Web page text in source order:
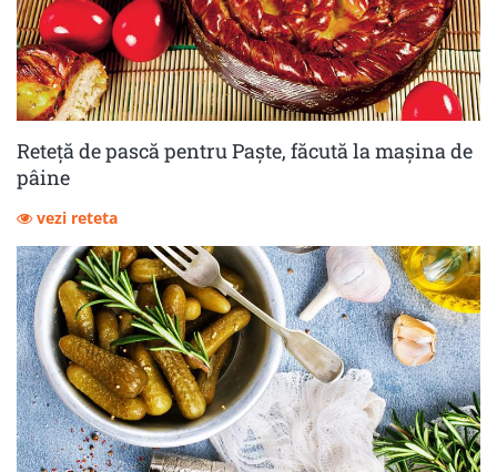
Reteță de pască pentru Paște, făcută la mașina de
pâine
vezi reteta